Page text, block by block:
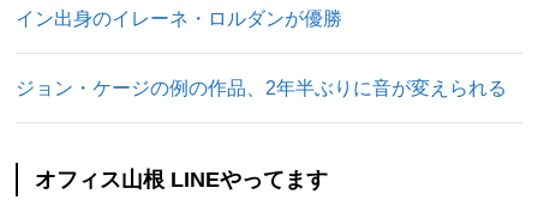
イン出身のイレーネ・ロルダンが優勝
ジョン・ケージの例の作品、2年半ぶりに音が変えられる
オフィス山根 LINEやってます